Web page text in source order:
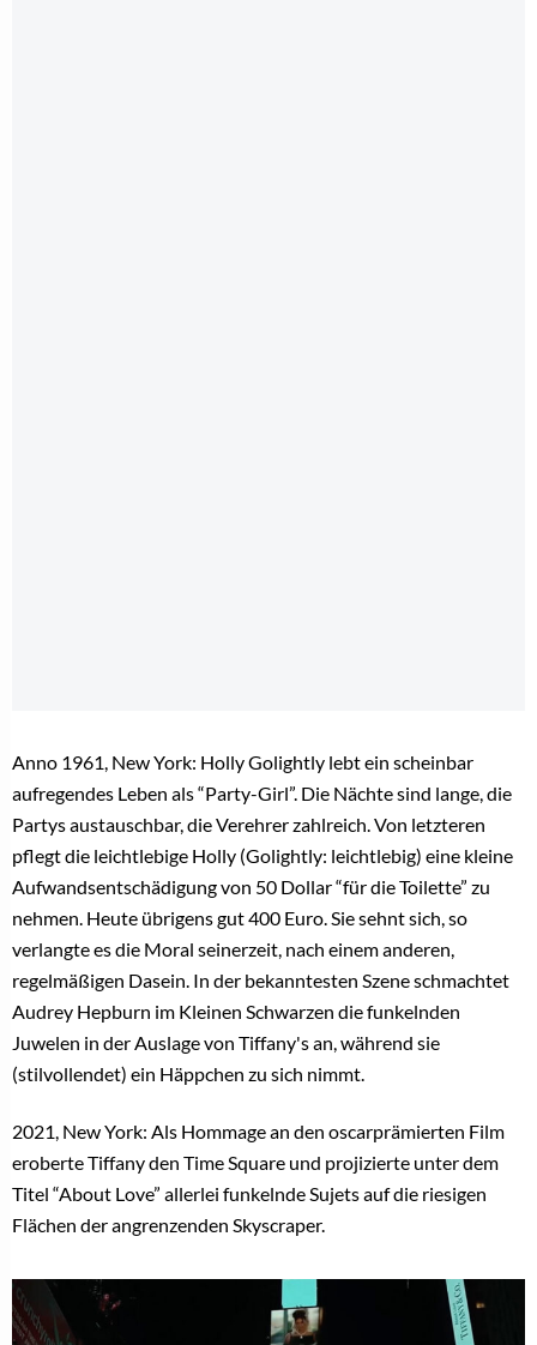
Anno 1961, New York: Holly Golightly lebt ein scheinbar
aufregendes Leben als “Party-Girl”. Die Nächte sind lange, die
Partys austauschbar, die Verehrer zahlreich. Von letzteren
pflegt die leichtlebige Holly (Golightly: leichtlebig) eine kleine
Aufwandsentschädigung von 50 Dollar “für die Toilette” zu
nehmen. Heute übrigens gut 400 Euro. Sie sehnt sich, so
verlangte es die Moral seinerzeit, nach einem anderen,
regelmäßigen Dasein. In der bekanntesten Szene schmachtet
Audrey Hepburn im Kleinen Schwarzen die funkelnden
Juwelen in der Auslage von Tiffany's an, während sie
(stilvollendet) ein Häppchen zu sich nimmt.
2021, New York: Als Hommage an den oscarprämierten Film
eroberte Tiffany den Time Square und projizierte unter dem
Titel “About Love” allerlei funkelnde Sujets auf die riesigen
Flächen der angrenzenden Skyscraper.